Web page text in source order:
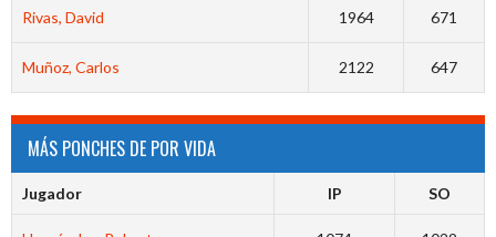
Rivas, David 1964 671
Muñoz, Carlos 2122 647
MÁS PONCHES DE POR VIDA
Jugador IP SO